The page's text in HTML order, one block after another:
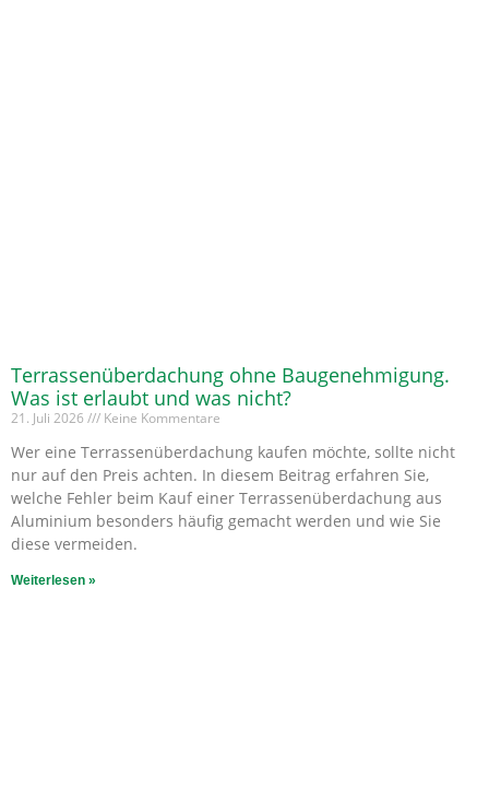
Terrassenüberdachung ohne Baugenehmigung.
Was ist erlaubt und was nicht?
21. Juli 2026 Keine Kommentare
Wer eine Terrassenüberdachung kaufen möchte, sollte nicht
nur auf den Preis achten. In diesem Beitrag erfahren Sie,
welche Fehler beim Kauf einer Terrassenüberdachung aus
Aluminium besonders häufig gemacht werden und wie Sie
diese vermeiden.
Weiterlesen »